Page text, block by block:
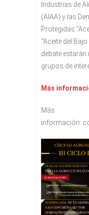
Industrias de
(AIAA) y las
Protegidas
“Aceite del
debate
grupos de
Más
Más
información: